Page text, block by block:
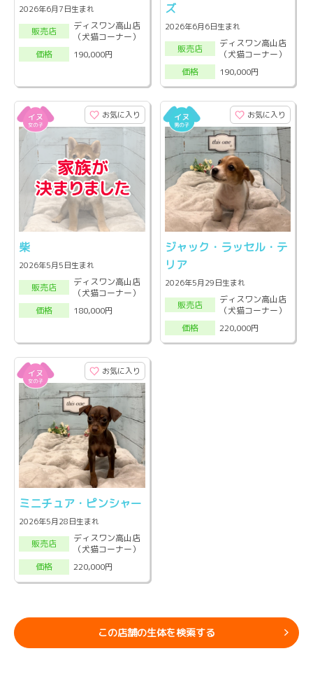
2026年6月7日生まれ
販売店
ディスワン高山店
（犬猫コーナー）
価格
190,000円
ズ
2026年6月6日生まれ
販売店
ディスワン高山店
（犬猫コーナー）
価格
190,000円
お気に入り
柴
2026年5月5日生まれ
販売店
ディスワン高山店
（犬猫コーナー）
価格
180,000円
お気に入り
ジャック・ラッセル・テ
リア
2026年5月29日生まれ
販売店
ディスワン高山店
（犬猫コーナー）
価格
220,000円
お気に入り
ミニチュア・ピンシャー
2026年5月28日生まれ
販売店
ディスワン高山店
（犬猫コーナー）
価格
220,000円
この店舗の生体を検索する